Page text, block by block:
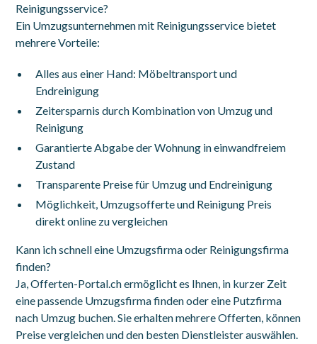
Reinigungsservice?
Ein Umzugsunternehmen mit Reinigungsservice bietet
mehrere Vorteile:
Alles aus einer Hand: Möbeltransport und
Endreinigung
Zeitersparnis durch Kombination von Umzug und
Reinigung
Garantierte Abgabe der Wohnung in einwandfreiem
Zustand
Transparente Preise für Umzug und Endreinigung
Möglichkeit, Umzugsofferte und Reinigung Preis
direkt online zu vergleichen
Kann ich schnell eine Umzugsfirma oder Reinigungsfirma
finden?
Ja, Offerten-Portal.ch ermöglicht es Ihnen, in kurzer Zeit
eine passende Umzugsfirma finden oder eine Putzfirma
nach Umzug buchen. Sie erhalten mehrere Offerten, können
Preise vergleichen und den besten Dienstleister auswählen.